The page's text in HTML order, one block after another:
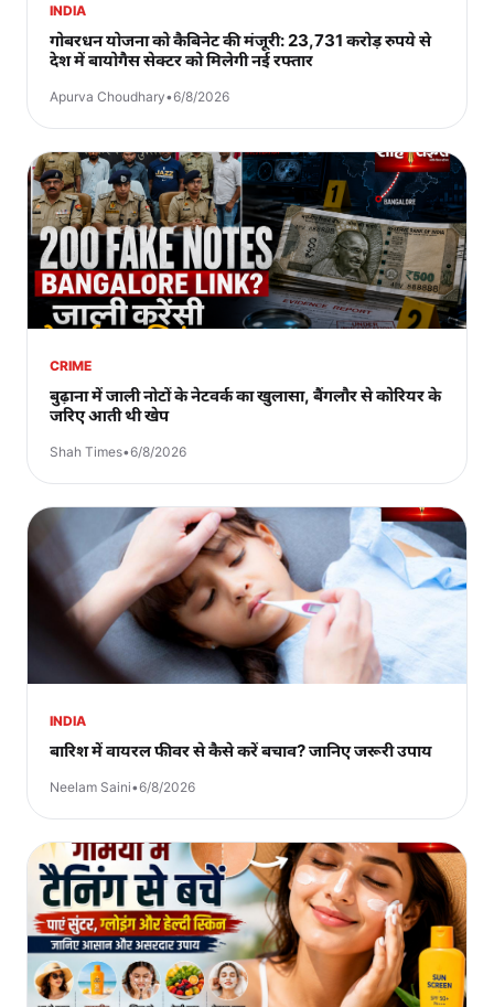
INDIA
गोबरधन योजना को कैबिनेट की मंजूरी: 23,731 करोड़ रुपये से
देश में बायोगैस सेक्टर को मिलेगी नई रफ्तार
Apurva Choudhary•6/8/2026
CRIME
बुढ़ाना में जाली नोटों के नेटवर्क का खुलासा, बैंगलौर से कोरियर के
जरिए आती थी खेप
Shah Times•6/8/2026
INDIA
बारिश में वायरल फीवर से कैसे करें बचाव? जानिए जरूरी उपाय
Neelam Saini•6/8/2026